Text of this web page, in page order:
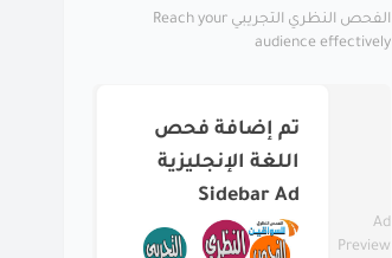
الفحص النظري التجريبي Reach your
audience effectively
Ad
Preview
تم إضافة فحص
اللغة الإنجليزية
Sidebar Ad